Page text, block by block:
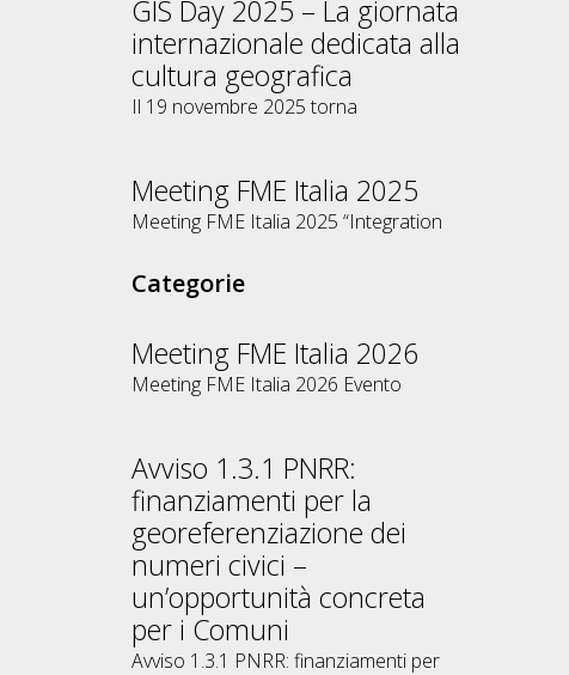
GIS Day 2025 – La giornata
internazionale dedicata alla
cultura geografica
Il 19 novembre 2025 torna
Meeting FME Italia 2025
Meeting FME Italia 2025 “Integration
Categorie
Meeting FME Italia 2026
Meeting FME Italia 2026 Evento
Avviso 1.3.1 PNRR:
finanziamenti per la
georeferenziazione dei
numeri civici –
un’opportunità concreta
per i Comuni
Avviso 1.3.1 PNRR: finanziamenti per